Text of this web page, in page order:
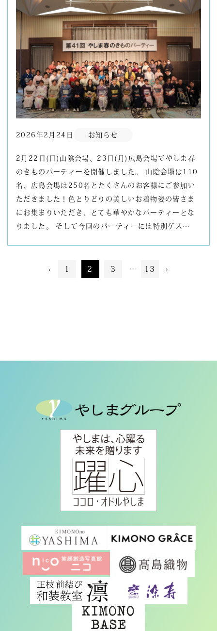
2026年2月24日 お知らせ
2月22日(日)山陰会場、23日(月)広島会場でやしま春
のきものパーティーを開催しました。 山陰会場は110
名、広島会場は250名とたくさんのお客様にご参加い
ただきました！色とりどりの美しいお着物姿の皆さま
にお集まりいただき、とても華やかなパーティーとな
りました。 そして今回のパーティーには特別ゲス…
‹ 1 2 3 … 13 ›